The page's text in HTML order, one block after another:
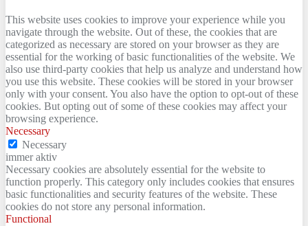
This website uses cookies to improve your experience while you
navigate through the website. Out of these, the cookies that are
categorized as necessary are stored on your browser as they are
essential for the working of basic functionalities of the website. We
also use third-party cookies that help us analyze and understand how
you use this website. These cookies will be stored in your browser
only with your consent. You also have the option to opt-out of these
cookies. But opting out of some of these cookies may affect your
browsing experience.
Necessary
Necessary
immer aktiv
Necessary cookies are absolutely essential for the website to
function properly. This category only includes cookies that ensures
basic functionalities and security features of the website. These
cookies do not store any personal information.
Functional